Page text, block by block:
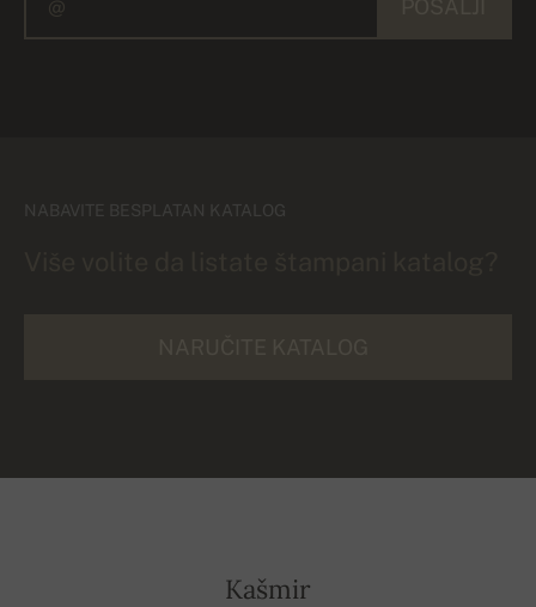
NABAVITE BESPLATAN KATALOG
Kašmir